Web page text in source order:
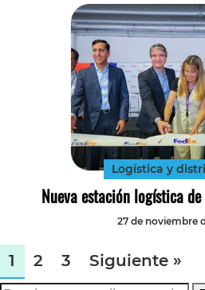
Logística y
Nueva estación logística
27 de noviembre
1 2 3 Siguiente »